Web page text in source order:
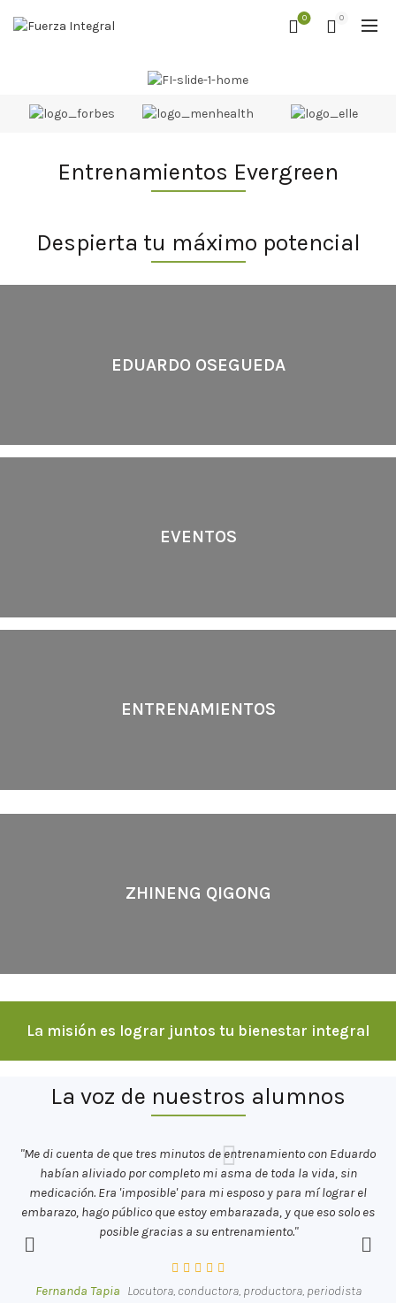
0 0
Entrenamientos Evergreen
Despierta tu máximo potencial
EDUARDO OSEGUEDA
EVENTOS
ENTRENAMIENTOS
ZHINENG QIGONG
La misión es lograr juntos tu bienestar integral
La voz de nuestros alumnos
"Me di cuenta de que tres minutos de entrenamiento con Eduardo
habían aliviado por completo mi asma de toda la vida, sin
medicación. Era 'imposible' para mi esposo y para mí lograr el
embarazo, hago público que estoy embarazada, y que eso solo es
posible gracias a su entrenamiento."
Fernanda Tapia Locutora, conductora, productora, periodista